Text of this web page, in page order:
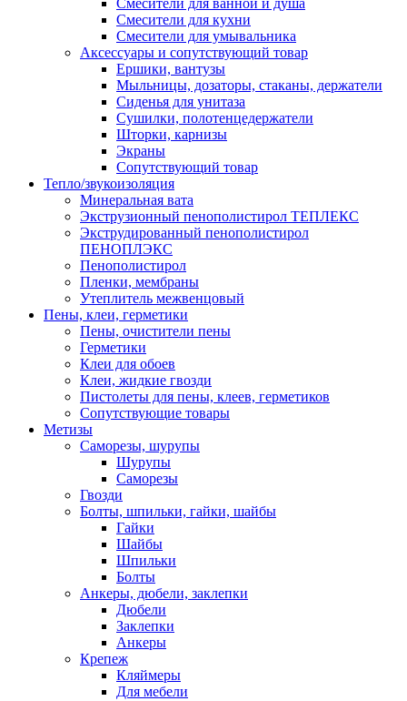
Смесители для кухни
Смесители для умывальника
Аксессуары и сопутствующий товар
Ершики, вантузы
Мыльницы, дозаторы, стаканы, держатели
Сиденья для унитаза
Сушилки, полотенцедержатели
Шторки, карнизы
Экраны
Сопутствующий товар
Тепло/звукоизоляция
Минеральная вата
Экструзионный пенополистирол ТЕПЛЕКС
Экструдированный пенополистирол
ПЕНОПЛЭКС
Пенополистирол
Пленки, мембраны
Утеплитель межвенцовый
Пены, клеи, герметики
Пены, очистители пены
Герметики
Клеи для обоев
Клеи, жидкие гвозди
Пистолеты для пены, клеев, герметиков
Сопутствующие товары
Метизы
Саморезы, шурупы
Шурупы
Саморезы
Гвозди
Болты, шпильки, гайки, шайбы
Гайки
Шайбы
Шпильки
Болты
Анкеры, дюбели, заклепки
Дюбели
Заклепки
Анкеры
Крепеж
Кляймеры
Для мебели